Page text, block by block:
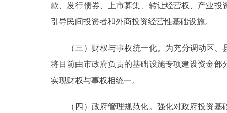
款、发行债券、上市募集、转让经营权、产业
引导民间投资者和外商投资经营性基础设施。
（三）财权与事权统一化。为充分调动区、
将目前由市政府负责的基础设施专项建设资金
实现财权与事权相统一。
（四）政府管理规范化。强化对政府投资基